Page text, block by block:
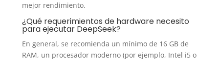
mejor rendimiento.
¿Qué requerimientos de hardware necesito
para ejecutar DeepSeek?
En general, se recomienda un mínimo de 16 GB de
RAM, un procesador moderno (por ejemplo, Intel i5 o